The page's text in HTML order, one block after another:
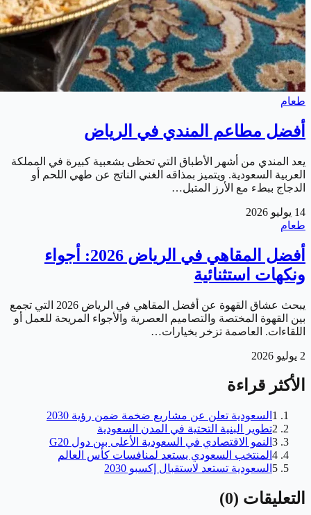
طعام
أفضل مطاعم المندي في الرياض
يعد المندي من أشهر الأطباق التي تحظى بشعبية كبيرة في المملكة
العربية السعودية. ويتميز بمذاقه الغني الناتج عن طهي اللحم أو
الدجاج ببطء مع الأرز المتبل…
14 يوليو 2026
طعام
أفضل المقاهي في الرياض 2026: أجواء
ونكهات استثنائية
يبحث عشاق القهوة عن أفضل المقاهي في الرياض 2026 التي تجمع
بين القهوة المختصة والتصاميم العصرية والأجواء المريحة للعمل أو
اللقاءات. العاصمة تزخر بخيارات…
2 يوليو 2026
الأكثر قراءة
1 السعودية تعلن عن مشاريع ضخمة ضمن رؤية 2030
2تطوير البنية التحتية في المدن السعودية
3 النمو الاقتصادي في السعودية الأعلى بين دول G20
4 المنتخب السعودي يستعد لمنافسات كأس العالم
5 السعودية تستعد لاستقبال إكسبو 2030
التعليقات (
0
)